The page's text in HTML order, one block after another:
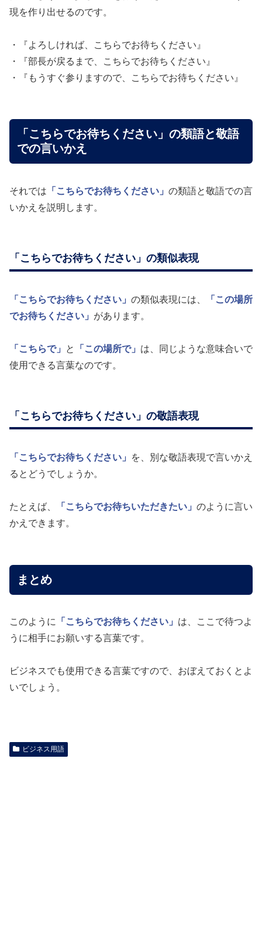
現を作り出せるのです。
・『よろしければ、こちらでお待ちください』
・『部長が戻るまで、こちらでお待ちください』
・『もうすぐ参りますので、こちらでお待ちください』
「こちらでお待ちください」の類語と敬語
での言いかえ
それでは 「こちらでお待ちください」 の類語と敬語での言
いかえを説明します。
「こちらでお待ちください」の類似表現
「こちらでお待ちください」 の類似表現には、
「この場所
でお待ちください」 があります。
「こちらで」 と 「この場所で」 は、同じような意味合いで
使用できる言葉なのです。
「こちらでお待ちください」の敬語表現
「こちらでお待ちください」
を、別な敬語表現で言いかえ
るとどうでしょうか。
たとえば、 「こちらでお待ちいただきたい」 のように言い
かえできます。
まとめ
このように 「こちらでお待ちください」 は、ここで待つよ
うに相手にお願いする言葉です。
ビジネスでも使用できる言葉ですので、おぼえておくとよ
いでしょう。
ビジネス用語